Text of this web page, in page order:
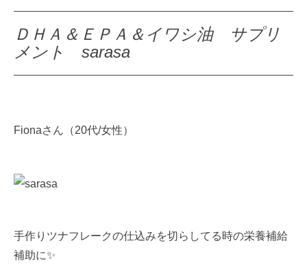
ＤＨＡ＆ＥＰＡ＆イワシ油 サプリ
メント sarasa
Fionaさん（20代/女性）
手作りツナフレークの仕込みを切らしてる時の栄養補給
補助に✨